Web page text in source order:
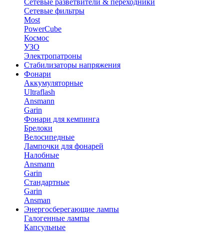
Сетевые разветвители & переходники
Сетевые фильтры
Most
PowerCube
Космос
УЗО
Электропатроны
Стабилизаторы напряжения
Фонари
Аккумуляторные
Ultraflash
Ansmann
Garin
Фонари для кемпинга
Брелоки
Велосипедные
Лампочки для фонарей
Налобные
Ansmann
Garin
Стандартные
Garin
Ansman
Энергосберегающие лампы
Галогенные лампы
Капсульные